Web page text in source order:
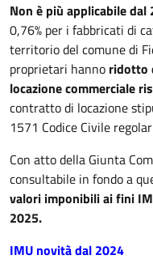
Non è più applicabile dal
0,76% per i fabbricati di
territorio del comune di
proprietari hanno ridotto
locazione commerciale
contratto di locazione
1571 Codice Civile
Con atto della Giunta
consultabile in fondo a
valori imponibili ai fini
2025.
IMU novità dal 2024